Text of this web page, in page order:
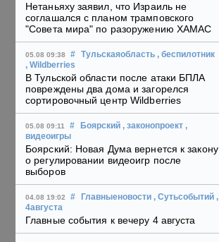
Нетаньяху заявил, что Израиль не
соглашался с планом трамповского
"Совета мира" по разоружению ХАМАС
05.08 09:38 # Тульскаяобласть , беспилотник
, Wildberries
В Тульской области после атаки БПЛА
повреждены два дома и загорелся
сортировочный центр Wildberries
05.08 09:11 # Боярский , законопроект ,
видеоигры
Боярский: Новая Дума вернется к закону
о регулировании видеоигр после
выборов
04.08 19:02 # Главныеновости , Сутьсобытий ,
4августа
Главные события к вечеру 4 августа